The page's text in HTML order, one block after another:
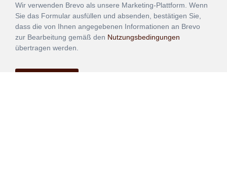
Wir verwenden Brevo als unsere Marketing-Plattform. Wenn
Sie das Formular ausfüllen und absenden, bestätigen Sie,
dass die von Ihnen angegebenen Informationen an Brevo
zur Bearbeitung gemäß den Nutzungsbedingungen
übertragen werden.